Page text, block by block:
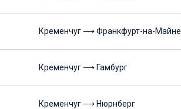
Кременчуг ⟶ Франкфурт-на-Майне
Кременчуг ⟶ Гамбург
Кременчуг ⟶ Нюрнберг